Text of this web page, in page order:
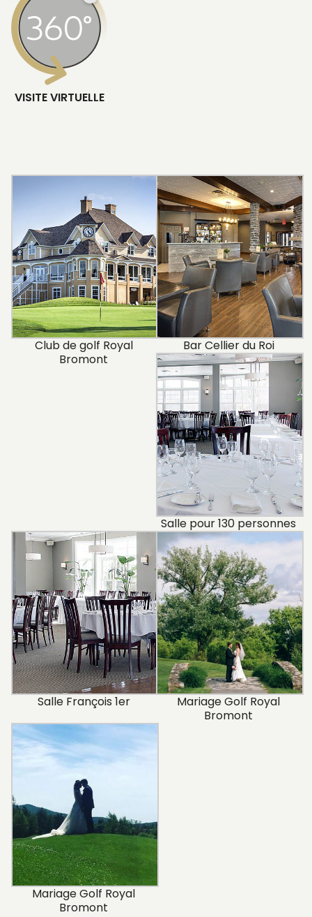
VISITE VIRTUELLE
Club de golf Royal
Bromont
Bar Cellier du Roi
Salle pour 130 personnes
Salle François 1er
Mariage Golf Royal
Bromont
Mariage Golf Royal
Bromont